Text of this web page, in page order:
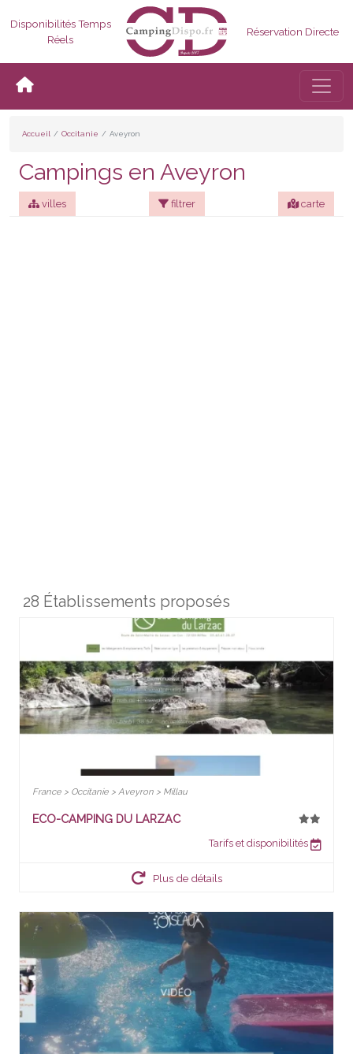
Disponibilités Temps
Réels
Réservation Directe
Accueil Occitanie Aveyron
Campings en Aveyron
villes filtrer carte
28 Établissements proposés
France > Occitanie > Aveyron > Millau
ECO-CAMPING DU LARZAC
Tarifs et disponibilités
Plus de détails